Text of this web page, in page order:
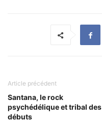
Article précédent
Santana, le rock
psychédélique et tribal des
débuts